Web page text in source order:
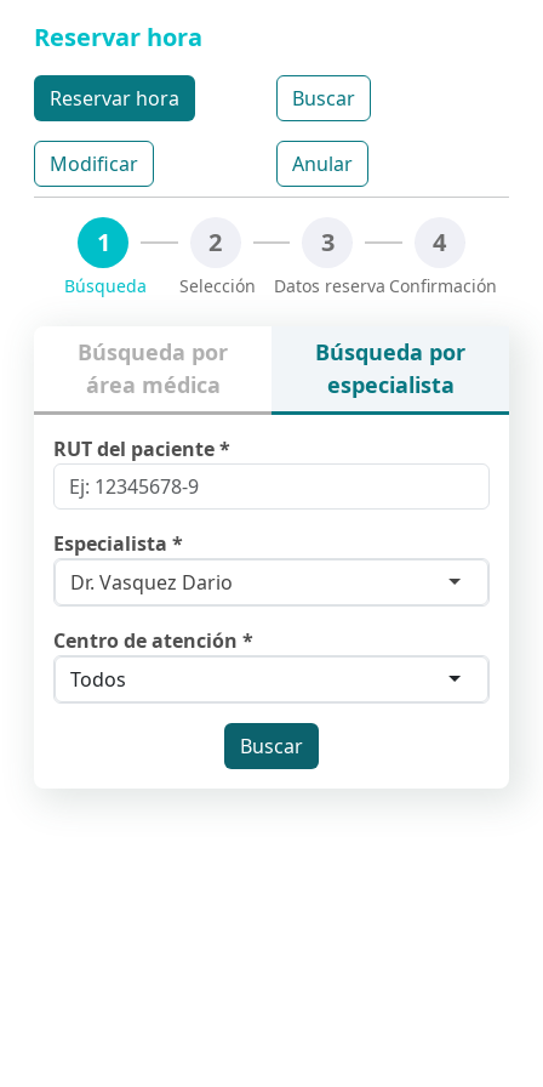
Reservar hora
Reservar hora Buscar
Modificar Anular
1 2 3 4
Búsqueda por
área médica
Búsqueda por
especialista
RUT del paciente *
Especialista *
Dr. Vasquez Dario
Centro de atención *
Todos
Buscar